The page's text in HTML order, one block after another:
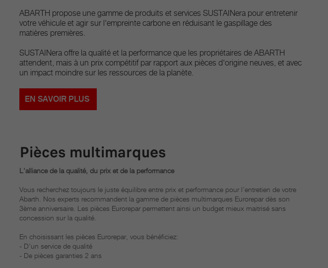
ABARTH propose une gamme de produits et services SUSTAINera pour entretenir
votre véhicule et agir sur l'empreinte carbone en réduisant le gaspillage des
matières premières.
SUSTAINera offre la qualité et la performance que les propriétaires de ABARTH
attendent, mais à un prix compétitif par rapport aux pièces d'origine neuves, et avec
un impact moindre sur les ressources de la planète.
EN SAVOIR PLUS
Pièces multimarques
L'alliance de la qualité, du prix et de la performance
Vous recherchez toujours le juste équilibre entre prix et performance pour l’entretien de votre
Abarth. Nos experts recommandent la gamme de pièces multimarques Eurorepar dès son
3ème anniversaire. Les pièces Eurorepar permettent ainsi un budget mieux maitrisé sans
concession sur la qualité.
En choisissant les pièces Eurorepar, vous bénéficiez:
- D'un service de qualité
- De pièces garanties 2 ans